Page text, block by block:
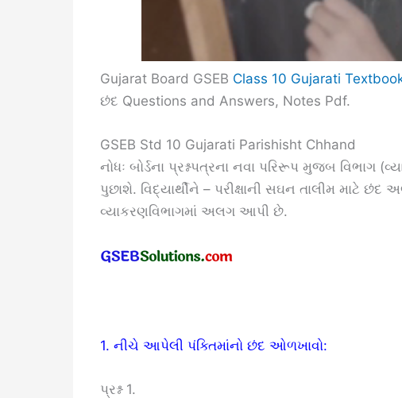
Gujarat Board GSEB Class 10 Gujarati
છંદ Questions and Answers, Notes Pdf.
GSEB Std 10 Gujarati Parishisht Chhand
નોધઃ બોર્ડના પ્રશ્નપત્રના નવા પરિરૂપ મુજબ વિભાગ
પુછાશે. વિદ્યાર્થીને – પરીક્ષાની સઘન તાલીમ માટે
વ્યાકરણવિભાગમાં અલગ આપી છે.
1. નીચે આપેલી પંક્તિમાંનો છંદ ઓળખાવો:
પ્રશ્ન 1.